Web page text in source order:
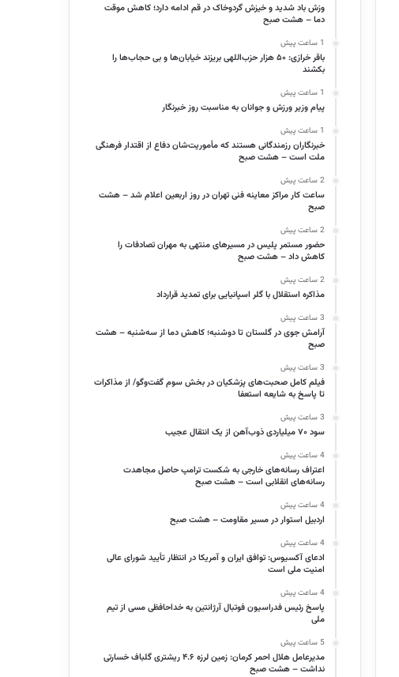
وزش باد شدید و خیزش گردوخاک در قم ادامه دارد؛ کاهش موقت
دما – هشت صبح
1 ساعت پیش
باقر خرازی: ۵۰ هزار حزب‌اللهی بریزند خیابان‌ها و بی حجاب‌ها را
بکشند
1 ساعت پیش
پیام وزیر ورزش و جوانان به مناسبت روز خبرنگار
1 ساعت پیش
خبرنگاران رزمندگانی هستند که مأموریت‌شان دفاع از اقتدار فرهنگی
ملت است – هشت صبح
2 ساعت پیش
ساعت کار مراکز معاینه فنی تهران در روز اربعین اعلام شد – هشت
صبح
2 ساعت پیش
حضور مستمر پلیس در مسیرهای منتهی به مهران تصادفات را
کاهش داد – هشت صبح
2 ساعت پیش
مذاکره استقلال با گلر اسپانیایی برای تمدید قرارداد
3 ساعت پیش
آرامش جوی در گلستان تا دوشنبه؛ کاهش دما از سه‌شنبه – هشت
صبح
3 ساعت پیش
فیلم کامل صحبت‌های پزشکیان در بخش سوم گفت‌وگو/ از مذاکرات
تا پاسخ به شایعه استعفا
3 ساعت پیش
سود ۷۰ میلیاردی ذوب‌آهن از یک انتقال عجیب
4 ساعت پیش
اعتراف رسانه‌های خارجی به شکست ترامپ حاصل مجاهدت
رسانه‌های انقلابی است – هشت صبح
4 ساعت پیش
اردبیل استوار در مسیر مقاومت – هشت صبح
4 ساعت پیش
ادعای آکسیوس: توافق ایران و آمریکا در انتظار تأیید شورای عالی
امنیت ملی است
4 ساعت پیش
پاسخ رئیس فدراسیون فوتبال آرژانتین به خداحافظی مسی از تیم
ملی
5 ساعت پیش
مدیرعامل هلال احمر کرمان: زمین لرزه ۴.۶ ریشتری گلباف خسارتی
نداشت – هشت صبح